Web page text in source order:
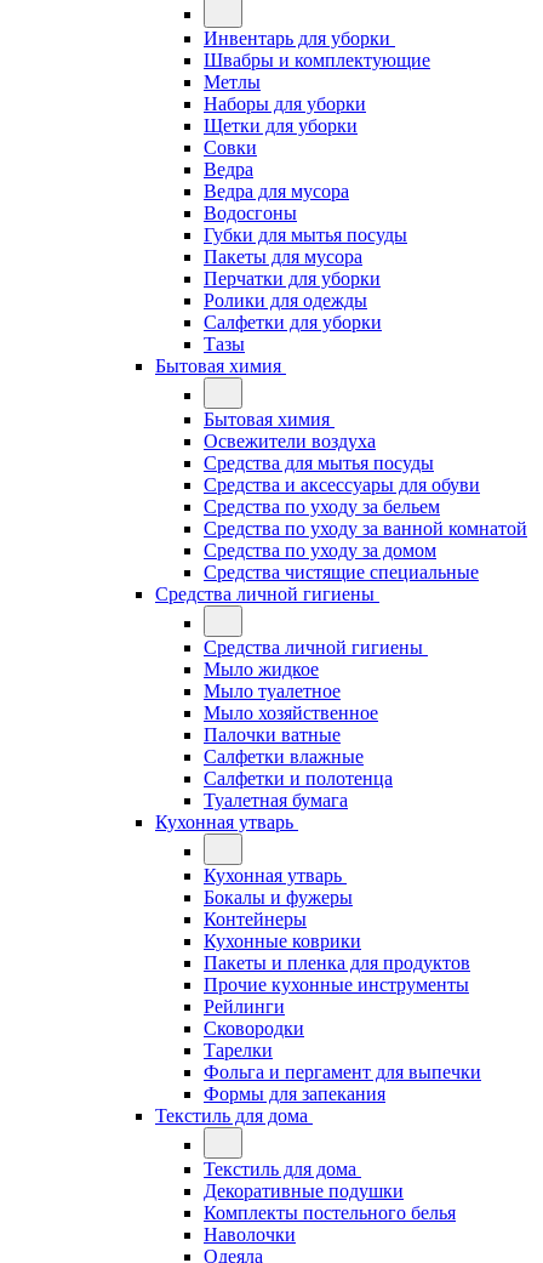
Инвентарь для уборки
Швабры и комплектующие
Метлы
Наборы для уборки
Щетки для уборки
Совки
Ведра
Ведра для мусора
Водосгоны
Губки для мытья посуды
Пакеты для мусора
Перчатки для уборки
Ролики для одежды
Салфетки для уборки
Тазы
Бытовая химия
Бытовая химия
Освежители воздуха
Средства для мытья посуды
Средства и аксессуары для обуви
Средства по уходу за бельем
Средства по уходу за ванной комнатой
Средства по уходу за домом
Средства чистящие специальные
Средства личной гигиены
Средства личной гигиены
Мыло жидкое
Мыло туалетное
Мыло хозяйственное
Палочки ватные
Салфетки влажные
Салфетки и полотенца
Туалетная бумага
Кухонная утварь
Кухонная утварь
Бокалы и фужеры
Контейнеры
Кухонные коврики
Пакеты и пленка для продуктов
Прочие кухонные инструменты
Рейлинги
Сковородки
Тарелки
Фольга и пергамент для выпечки
Формы для запекания
Текстиль для дома
Текстиль для дома
Декоративные подушки
Комплекты постельного белья
Наволочки
Одеяла